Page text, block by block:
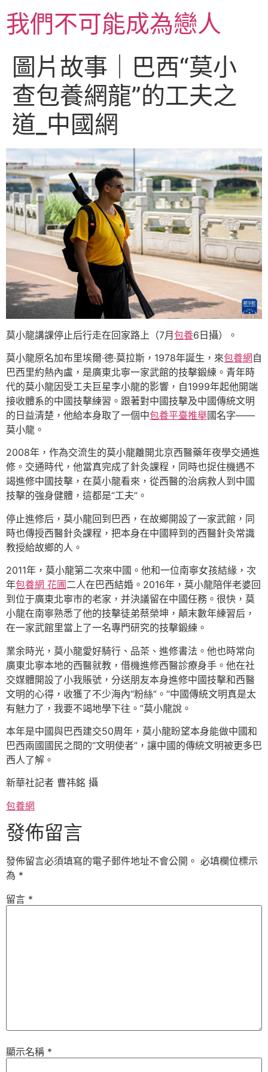
至
主我們不可能成為戀人
圖片故事｜巴西“莫小
查包養網龍”的工夫之
道_中國網
莫小龍講課停止后行走在回家路上（7月包養6日攝）。
莫小龍原名加布里埃爾·德·莫拉斯，1978年誕生，來包養網自
巴西里約熱內盧，是廣東北寧一家武館的技擊鍛練。青年時
代的莫小龍因受工夫巨星李小龍的影響，自1999年起他開端
接收體系的中國技擊練習。跟著對中國技擊及中國傳統文明
的日益清楚，他給本身取了一個中包養平臺推舉國名字——
莫小龍。
2008年，作為交流生的莫小龍離開北京西醫藥年夜學交通進
修。交通時代，他當真完成了針灸課程，同時也捉住機遇不
竭進修中國技擊，在莫小龍看來，從西醫的治病救人到中國
技擊的強身健體，這都是“工夫”。
停止進修后，莫小龍回到巴西，在故鄉開設了一家武館，同
時也傳授西醫針灸課程，把本身在中國粹到的西醫針灸常識
教授給故鄉的人。
2011年，莫小龍第二次來中國。他和一位南寧女孩結緣，次
年包養網 花圃二人在巴西結婚。2016年，莫小龍陪伴老婆回
到位于廣東北寧市的老家，并決議留在中國任務。很快，莫
小龍在南寧熟悉了他的技擊徒弟蔡榮坤，顛末數年練習后，
在一家武館里當上了一名專門研究的技擊鍛練。
業余時光，莫小龍愛好騎行、品茶、進修書法。他也時常向
廣東北寧本地的西醫就教，借機進修西醫診療身手。他在社
交媒體開設了小我賬號，分送朋友本身進修中國技擊和西醫
文明的心得，收獲了不少海內“粉絲”。“中國傳統文明真是太
有魅力了，我要不竭地學下往。”莫小龍說。
本年是中國與巴西建交50周年，莫小龍盼望本身能做中國和
巴西兩國國民之間的“文明使者”，讓中國的傳統文明被更多巴
西人了解。
新華社記者 曹祎銘 攝
包養網
發佈留言
發佈留言必須填寫的電子郵件地址不會公開。 必填欄位標示
為 *
留言 *
顯示名稱 *